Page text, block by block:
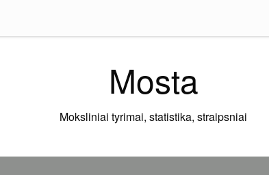
Mosta
Moksliniai tyrimai, statistika, straipsniai